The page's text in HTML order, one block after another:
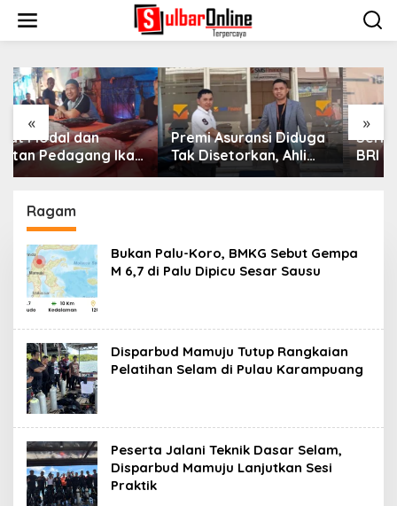
i
« »
Premi Asuransi Diduga
Tak Disetorkan, Ahli
Waris Ancam Gugat PT
Finance ke PN Mamuju
Sering Paksa Nasabah
BRI Bayar Parkir
Gratis, Jukir Liar di
Ragam
Bukan Palu-Koro, BMKG Sebut Gempa
M 6,7 di Palu Dipicu Sesar Sausu
Disparbud Mamuju Tutup Rangkaian
Pelatihan Selam di Pulau Karampuang
Peserta Jalani Teknik Dasar Selam,
Disparbud Mamuju Lanjutkan Sesi
Praktik